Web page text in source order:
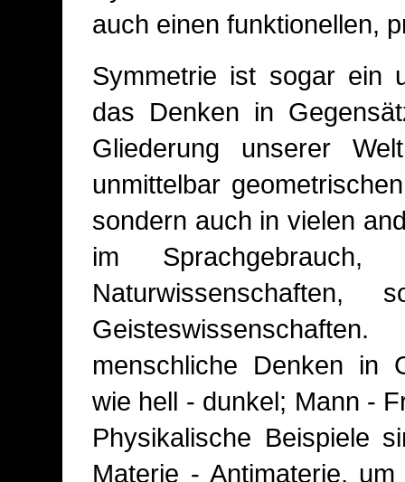
auch einen funktionellen,
Symmetrie ist sogar ein
das Denken in
Gliederung unserer
unmittelbar
sondern auch in vielen
im Sprachgebrauch,
menschliche Denken in
wie hell - dunkel; Mann -
Physikalische Beispiele
Materie - Antimaterie,